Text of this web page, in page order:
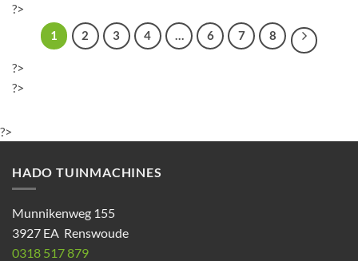
?>
1 2 3 4 … 6 7 8
?>
?>
?>
HADO TUINMACHINES
Munnikenweg 155
3927 EA Renswoude
0318 517 879